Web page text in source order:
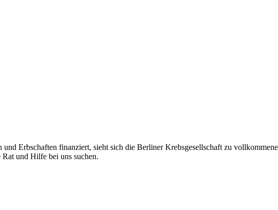
Erbschaften finanziert, sieht sich die Berliner Krebsgesellschaft zu
und Hilfe bei uns suchen.